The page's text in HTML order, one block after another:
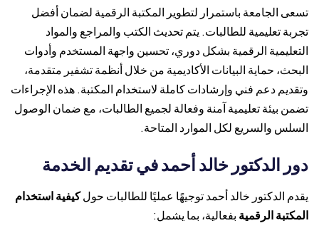
تسعى الجامعة باستمرار لتطوير المكتبة الرقمية لضمان أفضل
تجربة تعليمية للطالبات. يتم تحديث الكتب والمراجع والمواد
التعليمية الرقمية بشكل دوري، تحسين واجهة المستخدم وأدوات
البحث، حماية البيانات الأكاديمية من خلال أنظمة تشفير متقدمة،
وتقديم دعم فني وإرشادات كاملة لاستخدام المكتبة. هذه الإجراءات
تضمن بيئة تعليمية آمنة وفعالة لجميع الطالبات، مع ضمان الوصول
السلس والسريع لكل الموارد المتاحة.
دور الدكتور خالد أحمد في تقديم الخدمة
يقدم الدكتور خالد أحمد توجيهًا عمليًا للطالبات حولكيفية استخدام
المكتبة الرقميةبفعالية، بما يشمل: